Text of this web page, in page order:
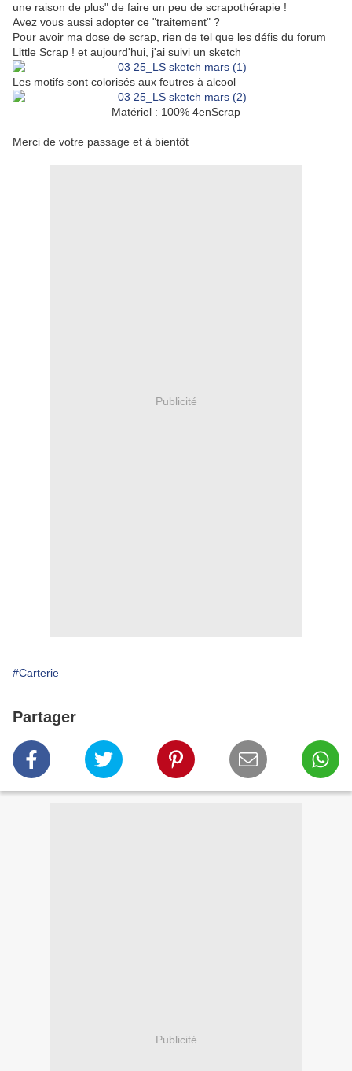
une raison de plus" de faire un peu de scrapothérapie !
Avez vous aussi adopter ce "traitement" ?
Pour avoir ma dose de scrap, rien de tel que les défis du forum
Little Scrap ! et aujourd'hui, j'ai suivi un sketch
Les motifs sont colorisés aux feutres à alcool
Matériel : 100% 4enScrap
Merci de votre passage et à bientôt
Publicité
#Carterie
Partager
Publicité